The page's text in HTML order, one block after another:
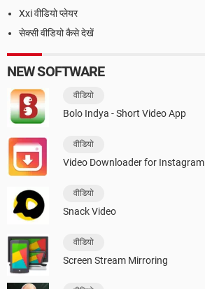
Xxi वीडियो प्लेयर
सेक्सी वीडियो कैसे देखें
NEW SOFTWARE
वीडियो
Bolo Indya - Short Video App
वीडियो
Video Downloader for Instagram
वीडियो
Snack Video
वीडियो
Screen Stream Mirroring